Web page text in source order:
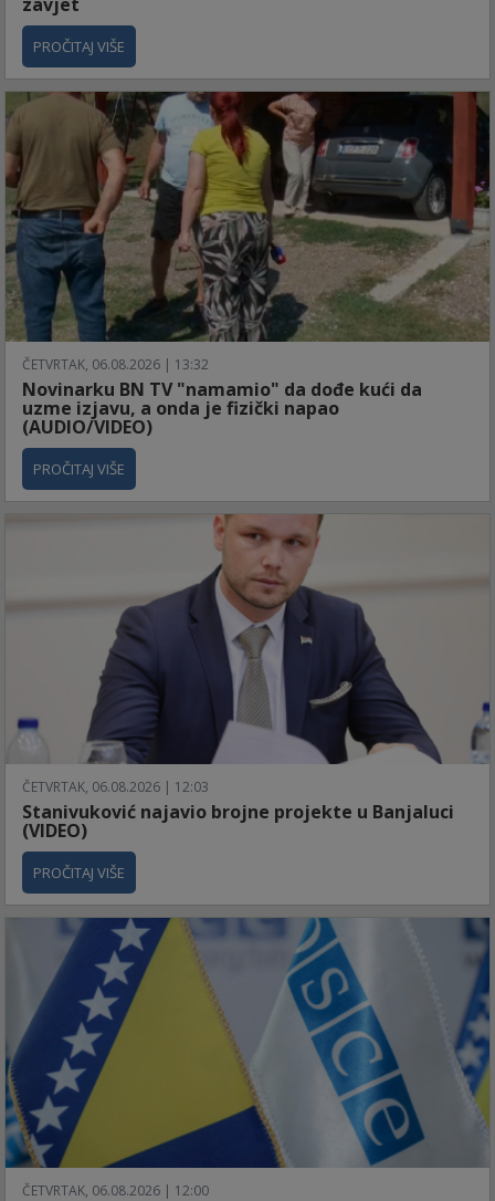
PROČITAJ VIŠE
ČETVRTAK, 06.08.2026 | 13:32
Novinarku BN TV "namamio" da dođe kući da
uzme izjavu, a onda je fizički napao
(AUDIO/VIDEO)
PROČITAJ VIŠE
ČETVRTAK, 06.08.2026 | 12:03
Stanivuković najavio brojne projekte u Banjaluci
(VIDEO)
PROČITAJ VIŠE
ČETVRTAK, 06.08.2026 | 12:00